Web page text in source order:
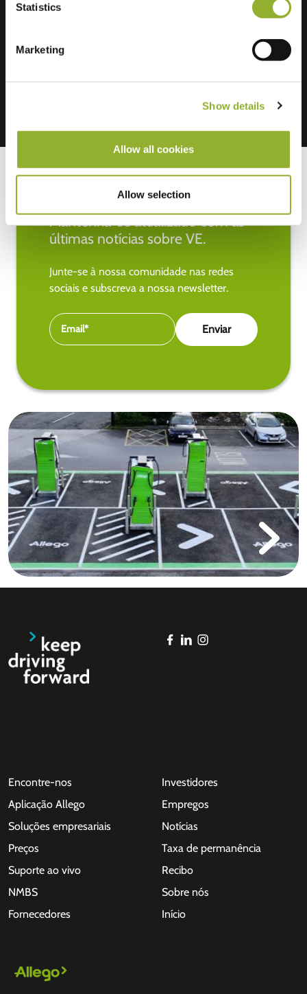
Statistics
Marketing
Show details
Allow all cookies
Allow selection
Mantenha-se atualizado com as
últimas notícias sobre VE.
Junte-se à nossa comunidade nas redes
sociais e subscreva a nossa newsletter.
Encontre-nos
Aplicação Allego
Soluções empresariais
Preços
Suporte ao vivo
NMBS
Fornecedores
Investidores
Empregos
Notícias
Taxa de permanência
Recibo
Sobre nós
Início